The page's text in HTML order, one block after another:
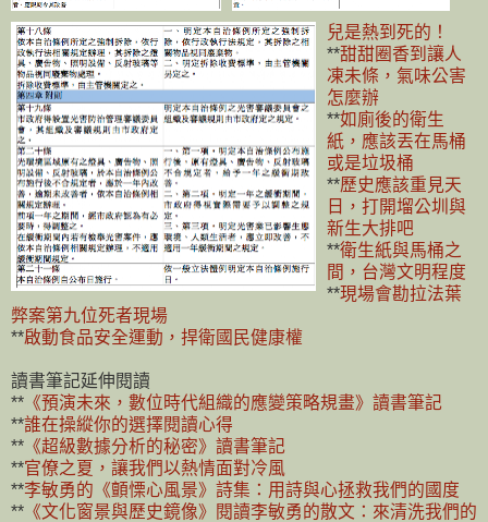
兒是熱到死的！
**甜甜圈香到讓人
凍未條，氣味公害
怎麼辦
**如廁後的衛生
紙，應該丟在馬桶
或是垃圾桶
**歷史應該重見天
日，打開塯公圳與
新生大排吧
**衛生紙與馬桶之
間，台灣文明程度
**現場會勘拉法葉
弊案第九位死者現場
**啟動食品安全運動，捍衛國民健康權
讀書筆記延伸閱讀
** 《預演未來，數位時代組織的應變策略規畫》讀書筆記
**誰在操縱你的選擇閱讀心得
** 《超級數據分析的秘密》讀書筆記
**官僚之夏，讓我們以熱情面對冷風
**李敏勇的《顫慄心風景》詩集：用詩與心拯救我們的國度
** 《文化窗景與歷史鏡像》閱讀李敏勇的散文：來清洗我們的